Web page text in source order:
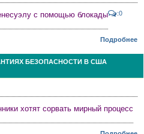
с помощью блокады :0
Подробнее
БЕЗОПАСНОСТИ В США
хотят сорвать мирный процесс